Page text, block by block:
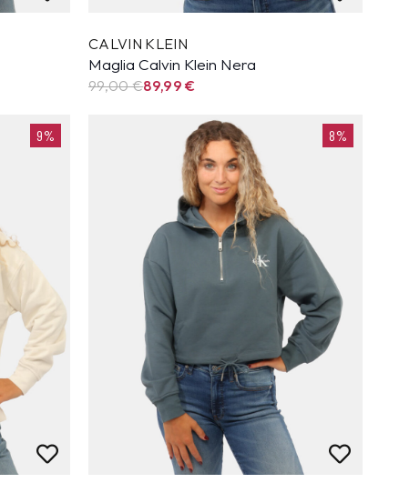
CALVIN KLEIN
Maglia Calvin Klein Nera
99,00 €89,99€
9% 8%